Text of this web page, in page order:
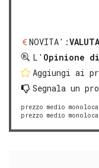
NOVITA':
L' Opinione di
Aggiungi ai
Segnala un
prezzo medio
prezzo medio